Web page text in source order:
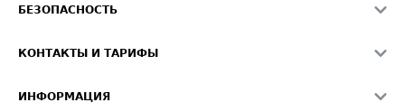
Звезды ATI.SU на вашем сайте
Средние ставки
БЕЗОПАСНОСТЬ
Светофор+
КОНТАКТЫ И ТАРИФЫ
ИНФОРМАЦИЯ